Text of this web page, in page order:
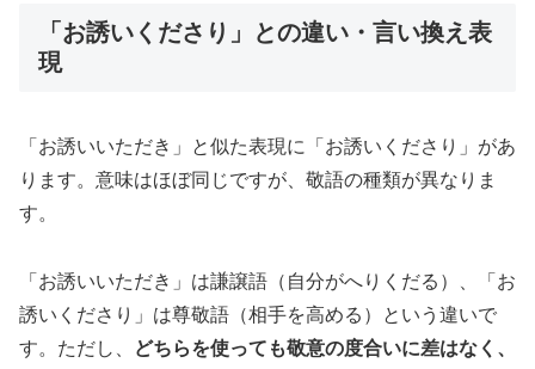
「お誘いくださり」との違い・言い換え表
現
「お誘いいただき」と似た表現に「お誘いくださり」があ
ります。意味はほぼ同じですが、敬語の種類が異なりま
す。
「お誘いいただき」は謙譲語（自分がへりくだる）、「お
誘いくださり」は尊敬語（相手を高める）という違いで
す。ただし、
どちらを使っても敬意の度合いに差はなく、